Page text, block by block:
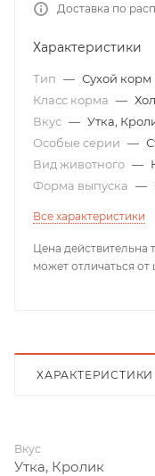
Доставка по
Характеристики
Тип — Сухой корм
Класс корма —
Вкус — Утка,
Особые серии —
Вид животного —
Форма выпуска —
Все характеристики
Цена действительна
может отличаться от
ХАРАКТЕРИСТИКИ
Вкус
Утка, Кролик